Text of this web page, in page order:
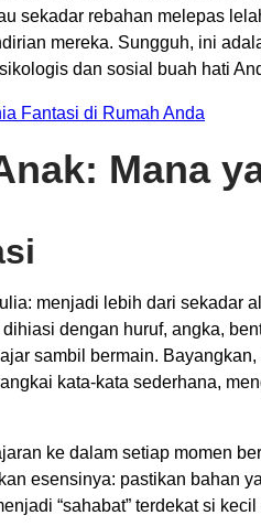
sekadar rebahan melepas
mereka. Sungguh, ini
dan sosial buah hati
Fantasi di Rumah Anda
Mana
menjadi lebih dari sekadar
dengan huruf, angka,
sambil bermain.
kata-kata sederhana,
ke dalam setiap momen
esensinya: pastikan bahan
“sahabat” terdekat si